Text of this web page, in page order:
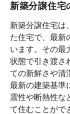
新築分譲住宅
新築分譲住宅は
た住宅で、最新
います。その最
状態で引き渡さ
ての新鮮さや清
最新の建築基準
震性や断熱性な
て住むことがで